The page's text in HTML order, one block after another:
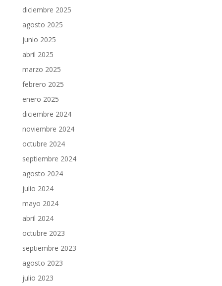
diciembre 2025
agosto 2025
junio 2025
abril 2025
marzo 2025
febrero 2025
enero 2025
diciembre 2024
noviembre 2024
octubre 2024
septiembre 2024
agosto 2024
julio 2024
mayo 2024
abril 2024
octubre 2023
septiembre 2023
agosto 2023
julio 2023